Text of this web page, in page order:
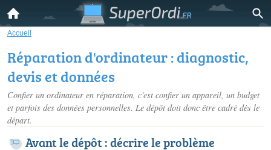
Accueil
Réparation d'ordinateur : diagnostic,
devis et données
Confier un ordinateur en réparation, c'est confier un appareil, un budget
et parfois des données personnelles. Le dépôt doit donc être cadré dès le
départ.
Avant le dépôt : décrire le problème